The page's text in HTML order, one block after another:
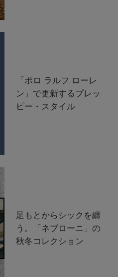
「ポロ ラルフ ローレ
ン」で更新するプレッ
ピー・スタイル
足もとからシックを纏
う。「ネブローニ」の
秋冬コレクション